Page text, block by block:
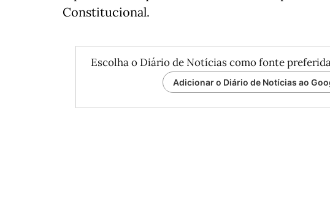
Constitucional.
Escolha o Diário de Notícias como fonte
Adicionar o Diário de Notícias ao